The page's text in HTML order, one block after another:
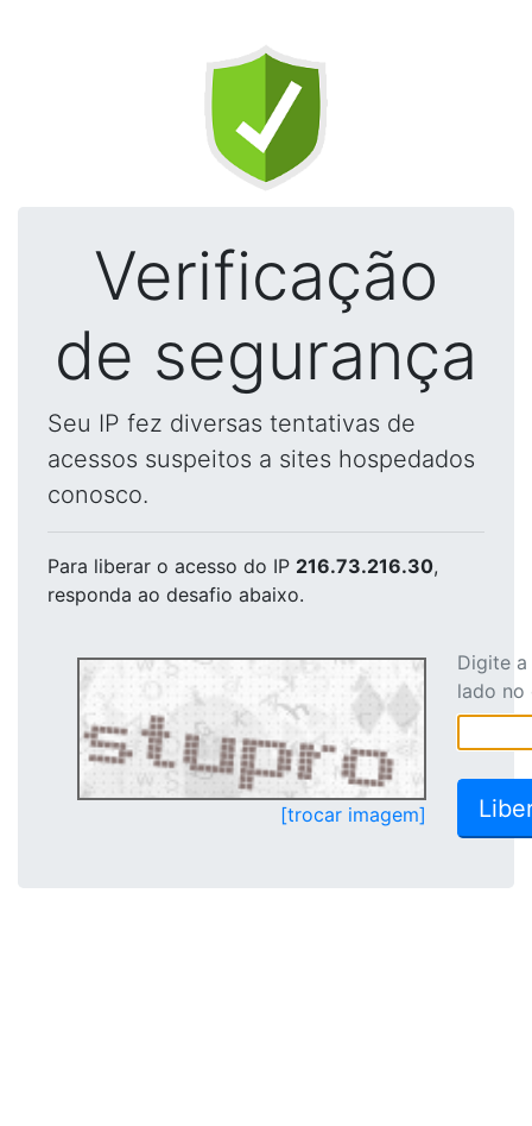
Verificação
de segurança
Seu IP fez diversas tentativas de
acessos suspeitos a sites hospedados
conosco.
Para liberar o acesso do IP 216.73.216.30,
responda ao desafio abaixo.
[trocar imagem]
Digite
lado no